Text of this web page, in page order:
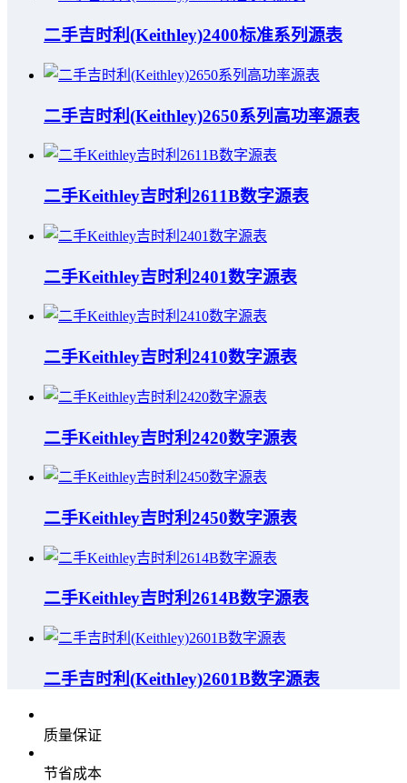
二手吉时利(Keithley)2400标准系列源表
二手吉时利(Keithley)2650系列高功率源表
二手Keithley吉时利2611B数字源表
二手Keithley吉时利2401数字源表
二手Keithley吉时利2410数字源表
二手Keithley吉时利2420数字源表
二手Keithley吉时利2450数字源表
二手Keithley吉时利2614B数字源表
二手吉时利(Keithley)2601B数字源表
质量保证
节省成本